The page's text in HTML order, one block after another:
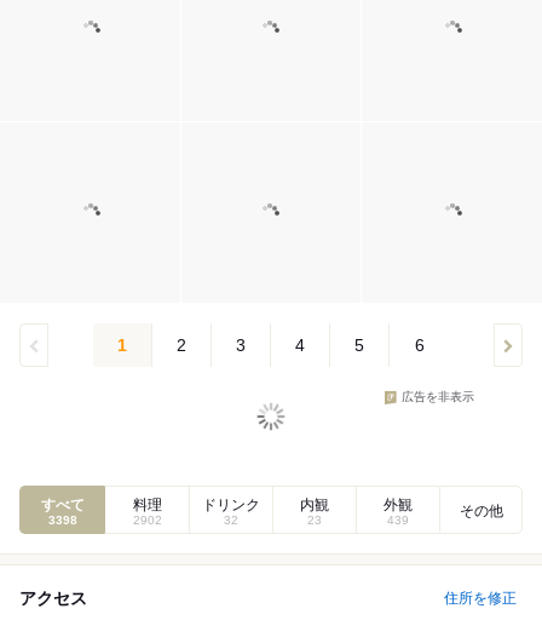
1 2 3 4 5 6
広告を非表示
すべて
3398
料理
2902
ドリンク
32
内観
23
外観
439
その他
アクセス 住所を修正